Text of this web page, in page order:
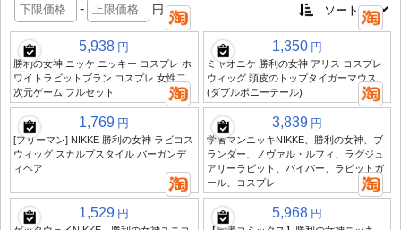
- 円
5,938 円
勝利の女神 ニッケ ニッキー コスプレ ホ
ワイトラビットブラン コスプレ 女性二
次元ゲーム フルセット
1,350 円
ミャオニケ 勝利の女神 アリス コスプレ
ウィッグ 頭皮のトップタイガーマウス
(ダブルポニーテール)
1,769 円
[フリーマン] NIKKE 勝利の女神 ラビコス
ウィッグ スカルプスタイル バーガンデ
ィヘア
3,839 円
学者マンニッキNIKKE、勝利の女神、ブ
ランダー、ノヴァル・ルフィ、ラグジュ
アリーラビット、バイパー、ラビットガ
ール、コスプレ
1,529 円 5,968 円